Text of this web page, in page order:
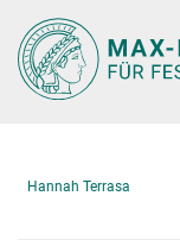
Hauptinhalt
Hannah Terrasa